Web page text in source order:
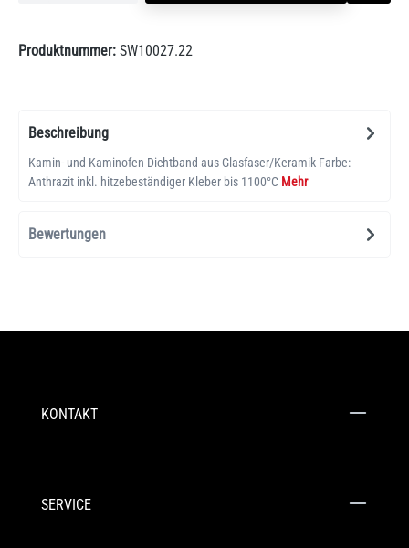
Produktnummer: SW10027.22
Beschreibung
Kamin- und Kaminofen Dichtband aus Glasfaser/Keramik Farbe:
Anthrazit inkl. hitzebeständiger Kleber bis 1100°C Mehr
Bewertungen
KONTAKT
SERVICE